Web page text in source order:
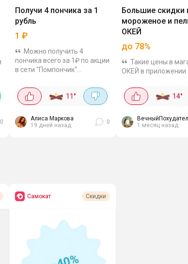
0
Получи 4 пончика за 1
рубль
1 ₽
Можно получить 4
пончика всего за 1₽ по акции
в сети "Помпончик"
приложении Т2 заходим в
раздел «Больше» - «Еда»
(Купон можно получить в...
11°
Алиса Маркова
19 дней назад
0
Большие скидки
мороженое и
ОКЕЙ
до 78%
Такие цены в
ОКЕЙ в приложении
адресу. Ниже
выгодных товаров,
14°
1 месяц назад
Самокат Скидки